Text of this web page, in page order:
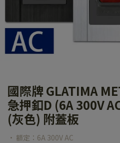
國際牌 GLATIMA
急押釦D (6A 300V
(灰色) 附蓋板
• 額定：6A 300V AC